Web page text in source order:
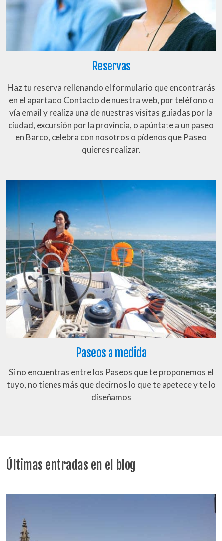
Reservas
Haz tu reserva rellenando el formulario que encontrarás
en el apartado Contacto de nuestra web, por teléfono o
vía email y realiza una de nuestras visitas guiadas por la
ciudad, excursión por la provincia, o apúntate a un paseo
en Barco, celebra con nosotros o pídenos que Paseo
quieres realizar.
Paseos a medida
Si no encuentras entre los Paseos que te proponemos el
tuyo, no tienes más que decirnos lo que te apetece y te lo
diseñamos
Últimas entradas en el blog